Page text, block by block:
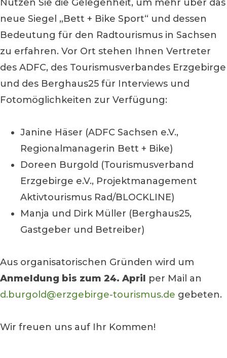
Nutzen Sie die Gelegenheit, um mehr über das
neue Siegel „Bett + Bike Sport“ und dessen
Bedeutung für den Radtourismus in Sachsen
zu erfahren. Vor Ort stehen Ihnen Vertreter
des ADFC, des Tourismusverbandes Erzgebirge
und des Berghaus25 für Interviews und
Fotomöglichkeiten zur Verfügung:
Janine Häser (ADFC Sachsen e.V.,
Regionalmanagerin Bett + Bike)
Doreen Burgold (Tourismusverband
Erzgebirge e.V., Projektmanagement
Aktivtourismus Rad/BLOCKLINE)
Manja und Dirk Müller (Berghaus25,
Gastgeber und Betreiber)
Aus organisatorischen Gründen wird um
Anmeldung bis zum 24. April per Mail an
d.burgold@erzgebirge-tourismus.de gebeten.
Wir freuen uns auf Ihr Kommen!